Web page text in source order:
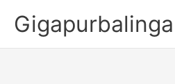
Gigapurbalinga